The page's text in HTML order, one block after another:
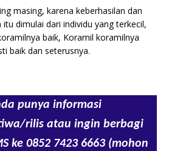
masing, karena keberhasilan dan
dimulai dari individu yang terkecil,
baik, Koramil koramilnya
baik dan seterusnya.
punya informasi
rilis atau ingin berbagi
ke 0852 7423 6663 (mohon